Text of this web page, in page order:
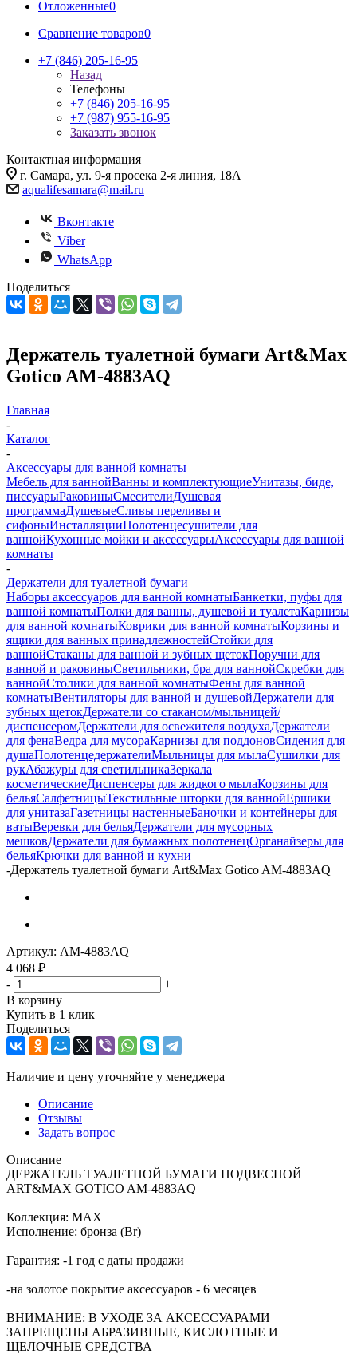
Отложенные0
Сравнение товаров0
+7 (846) 205-16-95
Назад
Телефоны
+7 (846) 205-16-95
+7 (987) 955-16-95
Заказать звонок
Контактная информация
г. Самара, ул. 9-я просека 2-я линия, 18А
aqualifesamara@mail.ru
Вконтакте
Viber
WhatsApp
Поделиться
Держатель туалетной бумаги Art&Max
Gotico AM-4883AQ
Главная
-
Каталог
-
Аксессуары для ванной комнаты
Мебель для ваннойВанны и комплектующиеУнитазы, биде,
писсуарыРаковиныСмесителиДушевая
программаДушевыеСливы переливы и
сифоныИнсталляцииПолотенцесушители для
ваннойКухонные мойки и аксессуарыАксессуары для ванной
комнаты
-
Держатели для туалетной бумаги
Наборы аксессуаров для ванной комнатыБанкетки, пуфы для
ванной комнатыПолки для ванны, душевой и туалетаКарнизы
для ванной комнатыКоврики для ванной комнатыКорзины и
ящики для ванных принадлежностейСтойки для
ваннойСтаканы для ванной и зубных щетокПоручни для
ванной и раковиныСветильники, бра для ваннойСкребки для
ваннойСтолики для ванной комнатыФены для ванной
комнатыВентиляторы для ванной и душевойДержатели для
зубных щетокДержатели со стаканом/мыльницей/
диспенсеромДержатели для освежителя воздухаДержатели
для фенаВедра для мусораКарнизы для поддоновСидения для
душаПолотенцедержателиМыльницы для мылаСушилки для
рукАбажуры для светильникаЗеркала
косметическиеДиспенсеры для жидкого мылаКорзины для
бельяСалфетницыТекстильные шторки для ваннойЕршики
для унитазаГазетницы настенныеБаночки и контейнеры для
ватыВеревки для бельяДержатели для мусорных
мешковДержатели для бумажных полотенецОрганайзеры для
бельяКрючки для ванной и кухни
-Держатель туалетной бумаги Art&Max Gotico AM-4883AQ
Артикул: AM-4883AQ
4 068 ₽
-
+
В корзину
Купить в 1 клик
Поделиться
Наличие и цену уточняйте у менеджера
Описание
Отзывы
Задать вопрос
Описание
ДЕРЖАТЕЛЬ ТУАЛЕТНОЙ БУМАГИ ПОДВЕСНОЙ
ART&MAX GOTICO AM-4883AQ
Коллекция: MAX
Исполнение: бронза (Br)
Гарантия: -1 год с даты продажи
-на золотое покрытие аксессуаров - 6 месяцев
ВНИМАНИЕ: В УХОДЕ ЗА АКСЕССУАРАМИ
ЗАПРЕЩЕНЫ АБРАЗИВНЫЕ, КИСЛОТНЫЕ И
ЩЕЛОЧНЫЕ СРЕДСТВА